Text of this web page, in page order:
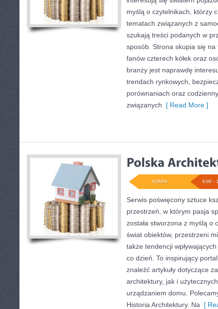
myślą o czytelnikach, którzy
tematach związanych z
szukają treści podanych w
sposób. Strona skupia się
fanów czterech kółek oraz
branży jest naprawdę
trendach rynkowych,
porównaniach oraz
związanych [ Read More ]
KWI -
ADMIN
Serwis poświęcony sztuce
przestrzeń, w którym pasja
została stworzona z myślą o
świat obiektów, przestrzeni
także tendencji
co dzień. To inspirujący
znaleźć artykuły dotyczące
architektury, jak i
urządzaniem domu.
Historia Architektury. Na [